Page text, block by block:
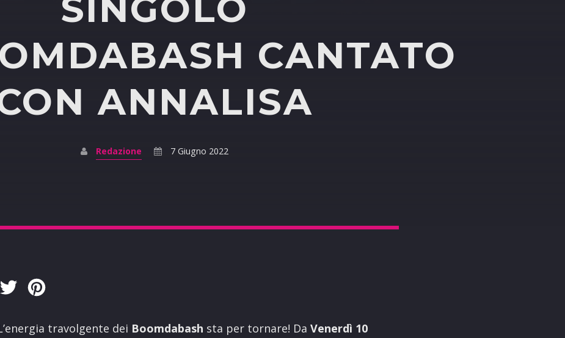
CANTATO
ANNALISA
Redazione 7 Giugno 2022
Twitter
travolgente dei Boomdabash sta per tornare! DaVenerdì 10